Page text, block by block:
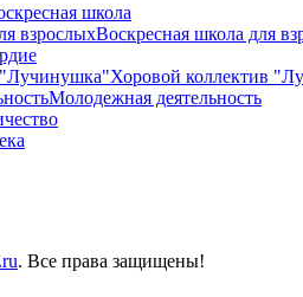
школа
взрослыхВоскресная школа для
"Лучинушка"Хоровой коллектив
Молодежная деятельность
. Все права защищены!